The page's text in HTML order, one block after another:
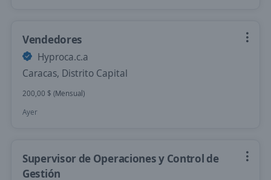
Vendedores
Hyproca.c.a
Caracas, Distrito Capital
200,00 $ (Mensual)
Ayer
Supervisor de Operaciones y Control de
Gestión